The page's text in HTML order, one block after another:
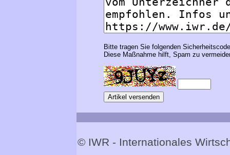
Bitte tragen Sie folgenden
Diese Maßnahme hilft, Spam zu
© IWR - Internationales